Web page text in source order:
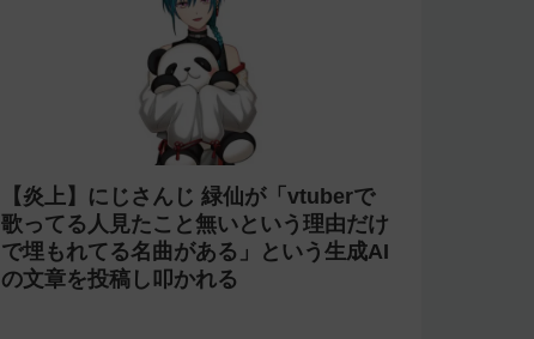
【炎上】にじさんじ 緑仙が「vtuberで
歌ってる人見たこと無いという理由だけ
で埋もれてる名曲がある」という生成AI
の文章を投稿し叩かれる